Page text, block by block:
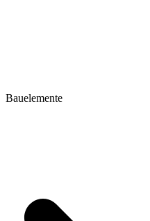
Bauelemente